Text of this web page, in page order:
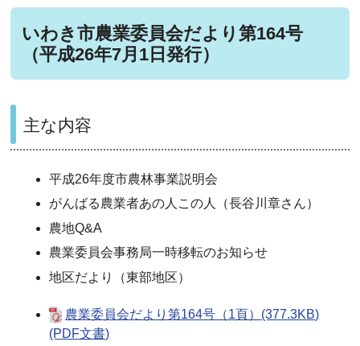
いわき市農業委員会だより第164号
（平成26年7月1日発行）
主な内容
平成26年度市農林事業説明会
がんばる農業者あの人この人（長谷川章さん）
農地Q&A
農業委員会事務局一時移転のお知らせ
地区だより（東部地区）
農業委員会だより第164号（1頁）(377.3KB)
(PDF文書)